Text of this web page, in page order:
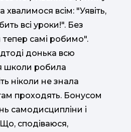
хвалимося всім: "Уявіть,
всі уроки!". Без
самі робимо".
донька всю
школи робила
ніколи не знала
проходять. Бонусом
самодисципліни і
Що, сподіваюся,